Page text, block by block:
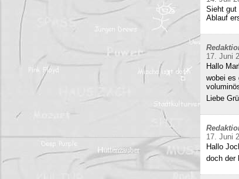
Sieht gut
Ablauf
17. Juni
Hallo
wobei es
Liebe
17. Juni
Hallo
doch der